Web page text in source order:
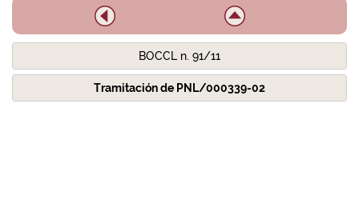
BOCCL n. 91/11
Tramitación de PNL/000339-02